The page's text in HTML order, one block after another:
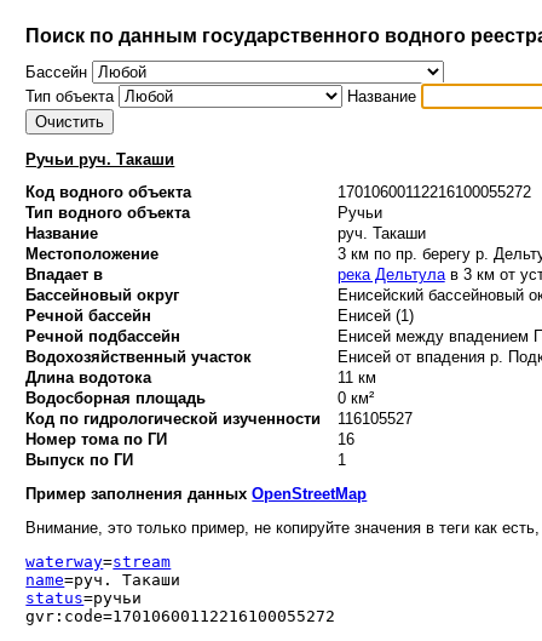
Поиск по данным государственного водного
Бассейн
Тип объекта
Название
Ручьи руч. Такаши
Код водного объекта
17010600112216100055272
Тип водного объекта
Ручьи
Название
руч. Такаши
Местоположение
3 км по пр. берегу р.
Впадает в
река Дельтулав 3 км от
Бассейновый округ
Енисейский бассейновый
Речной бассейн
Енисей (1)
Речной подбассейн
Енисей между впадением
Водохозяйственный участок
Енисей от впадения р.
Длина водотока
11 км
Водосборная площадь
0 км²
Код по гидрологической изученности
116105527
Номер тома по ГИ
16
Выпуск по ГИ
1
Пример заполнения данныхOpenStreetMap
Внимание, это только пример, не копируйте значения в теги как
waterway=stream
name=руч. Такаши
status=ручьи
gvr:code=17010600112216100055272